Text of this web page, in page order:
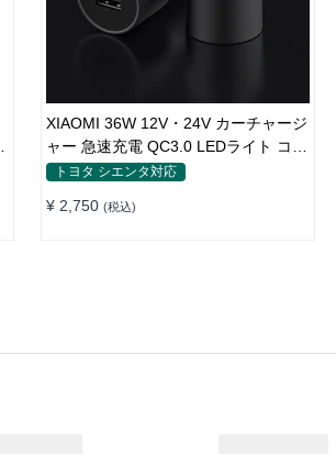
XIAOMI 36W 12V・24V カーチャージ
ャー 急速充電 QC3.0 LEDライト コン
パクト 車載充電器
トヨタ シエンタ対応
¥ 2,750 (税込)